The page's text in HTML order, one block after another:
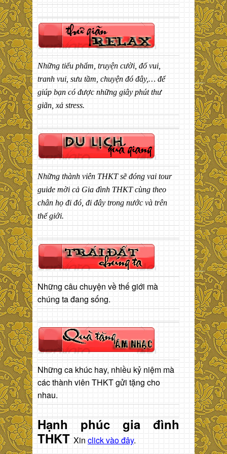
Những tiểu phẩm, truyện cười, đố vui,
tranh vui, sưu tầm, chuyện đó đây,… để
giúp bạn có được những giây phút thư
giãn, xả stress.
Những thành viên THKT sẽ đóng vai tour
guide mời cả Gia đình THKT cùng theo
chân họ đi đó, đi đây trong nước và trên
thế giới.
Những câu chuyện về thế giới mà
chúng ta đang sống.
Những ca khúc hay, nhiều kỷ niệm mà
các thành viên THKT gửi tặng cho
nhau.
Hạnh phúc gia đình
THKT Xin click vào đây.